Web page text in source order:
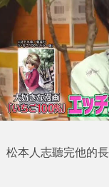
松本人志聽完他的